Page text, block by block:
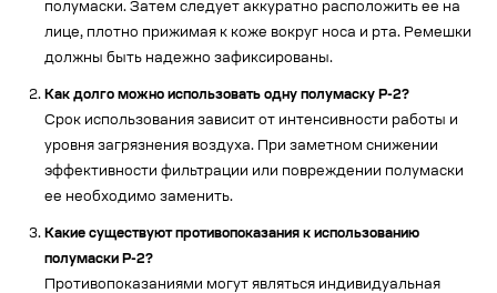
полумаски. Затем следует аккуратно расположить ее на
лице, плотно прижимая к коже вокруг носа и рта. Ремешки
должны быть надежно зафиксированы.
Как долго можно использовать одну полумаску Р-2?
Срок использования зависит от интенсивности работы и
уровня загрязнения воздуха. При заметном снижении
эффективности фильтрации или повреждении полумаски
ее необходимо заменить.
Какие существуют противопоказания к использованию
полумаски Р-2?
Противопоказаниями могут являться индивидуальная